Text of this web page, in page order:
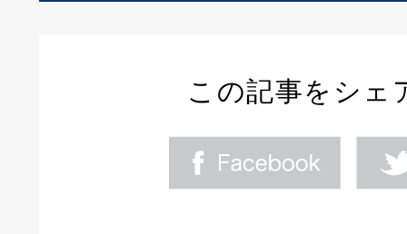
この記事をシェ